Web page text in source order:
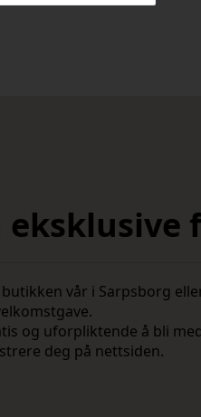
vår i Sarpsborg
og uforpliktende å bli
deg på nettsiden.